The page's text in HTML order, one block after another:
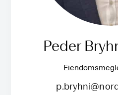
Peder